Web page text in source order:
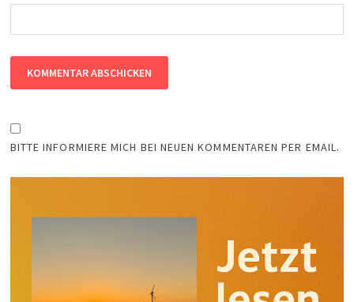
BITTE INFORMIERE MICH BEI NEUEN KOMMENTAREN PER EMAIL.